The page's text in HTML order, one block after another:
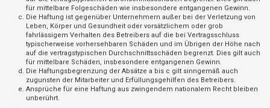
für mittelbare Folgeschäden wie insbesondere entgangenen Gewinn.
Die Haftung ist gegenüber Unternehmern außer bei der Verletzung von
Leben, Körper und Gesundheit oder vorsätzlichem oder grob
fahrlässigem Verhalten des Betreibers auf die bei Vertragsschluss
typischerweise vorhersehbaren Schäden und im Übrigen der Höhe nach
auf die vertragstypischen Durchschnittsschäden begrenzt. Dies gilt auch
für mittelbare Schäden, insbesondere entgangenen Gewinn.
Die Haftungsbegrenzung der Absätze a bis c gilt sinngemäß auch
zugunsten der Mitarbeiter und Erfüllungsgehilfen des Betreibers.
Ansprüche für eine Haftung aus zwingendem nationalem Recht bleiben
unberührt.